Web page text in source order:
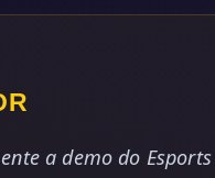
a demo do